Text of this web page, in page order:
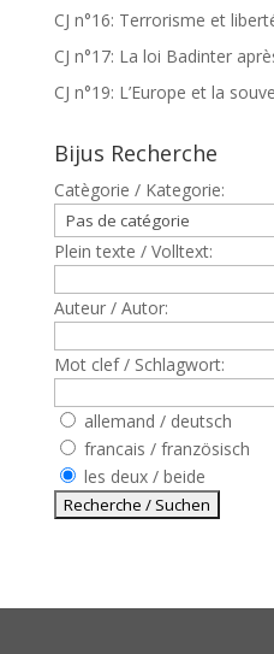
CJ n°16: Terrorisme et
CJ n°17: La loi Badinter
CJ n°19: L’Europe et la
Bijus Recherche
Catègorie / Kategorie:
Plein texte / Volltext:
Auteur / Autor:
Mot clef / Schlagwort:
allemand / deutsch
francais / französisch
les deux / beide